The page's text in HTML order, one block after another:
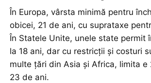
În Europa, vârsta minimă pentru
obicei, 21 de ani, cu suprataxe
În Statele Unite, unele state permit
la 18 ani, dar cu restricții și costuri
multe țări din Asia și Africa, limita e
23 de ani.